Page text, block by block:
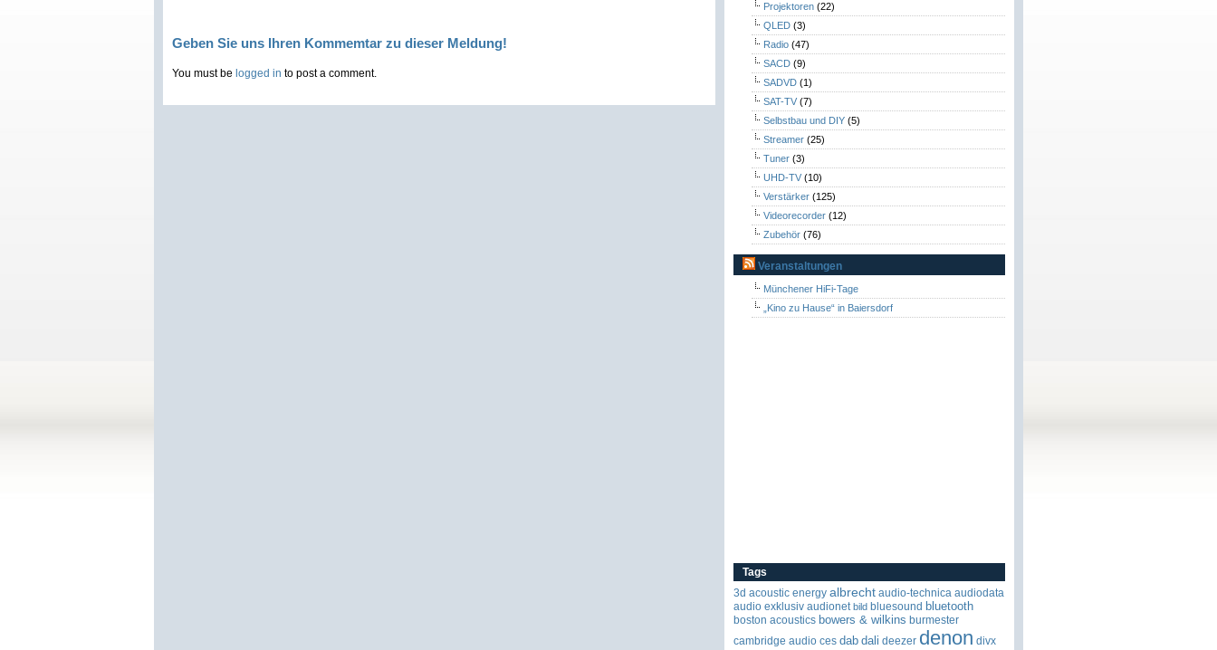
Geben Sie uns Ihren Kommemtar zu dieser Meldung!
You must be logged in to post a comment.
Projektoren (22)
QLED (3)
Radio (47)
SACD (9)
SADVD (1)
SAT-TV (7)
Selbstbau und DIY (5)
Streamer (25)
Tuner (3)
UHD-TV (10)
Verstärker (125)
Videorecorder (12)
Zubehör (76)
Veranstaltungen
Münchener HiFi-Tage
„Kino zu Hause“ in Baiersdorf
Tags
3d acoustic energy albrecht audio-technica audiodata
audio exklusiv audionet bild bluesound bluetooth
boston acoustics bowers & wilkins burmester
cambridge audio ces dab dali deezer denon divx